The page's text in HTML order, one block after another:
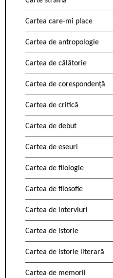
Cartea care-mi place
Cartea de antropologie
Cartea de călătorie
Cartea de corespondență
Cartea de critică
Cartea de debut
Cartea de eseuri
Cartea de filologie
Cartea de filosofie
Cartea de interviuri
Cartea de istorie
Cartea de istorie literară
Cartea de memorii